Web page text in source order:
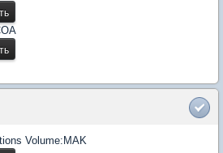
Volume:MAK